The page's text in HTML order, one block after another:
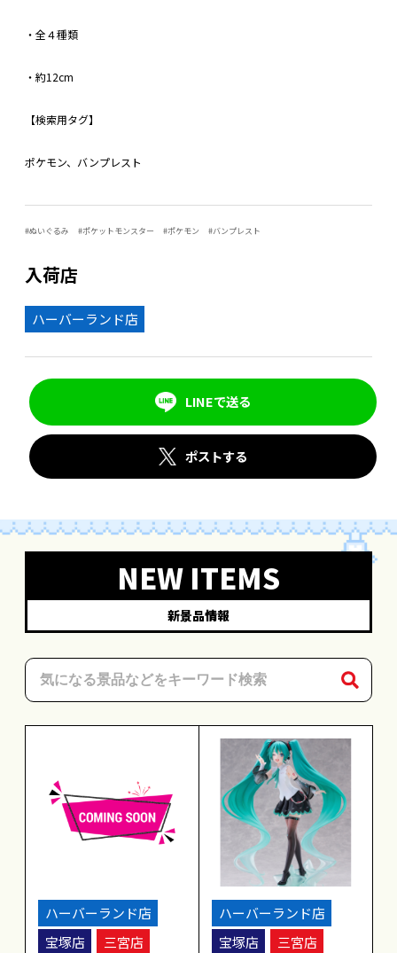
・全４種類
・約12cm
【検索用タグ】
ポケモン、バンプレスト
ぬいぐるみ ポケットモンスター ポケモン バンプレスト
入荷店
ハーバーランド店
LINEで送る
ポストする
NEW ITEMS
新景品情報
ハーバーランド店
宝塚店
三宮店
ハーバーランド店
宝塚店
三宮店